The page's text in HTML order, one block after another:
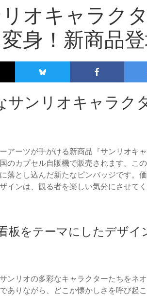
オキャラク
身！新商品
サンリオキャラク
アーツが手がける新商品『サンリオキ
のカプセル自販機で販売されます。こ
落とし込んだ新たなピンバッジです。
インは、観る者を楽しい気分にさせて
板をテーマにしたデザイ
ンリオの多彩なキャラクターたちをネ
ありながら、どこか懐かしさを呼び起